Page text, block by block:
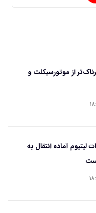
از موتورسیکلت و
لیتیوم آماده انتقال به